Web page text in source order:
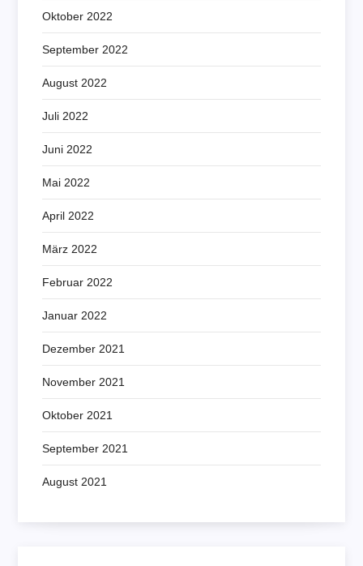
Oktober 2022
September 2022
August 2022
Juli 2022
Juni 2022
Mai 2022
April 2022
März 2022
Februar 2022
Januar 2022
Dezember 2021
November 2021
Oktober 2021
September 2021
August 2021